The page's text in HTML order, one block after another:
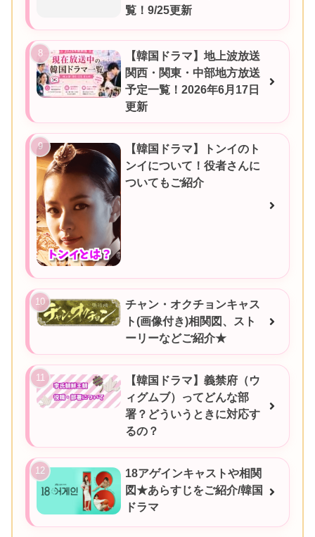
覧！9/25更新
【韓国ドラマ】地上波放送
関西・関東・中部地方放送
予定一覧！2026年6月17日
更新
【韓国ドラマ】トンイのト
ンイについて！役者さんに
ついてもご紹介
チャン・オクチョンキャス
ト(画像付き)相関図、スト
ーリーなどご紹介★
【韓国ドラマ】義禁府（ウ
ィグムブ）ってどんな部
署？どういうときに対応す
るの？
18アゲインキャストや相関
図★あらすじをご紹介/韓国
ドラマ